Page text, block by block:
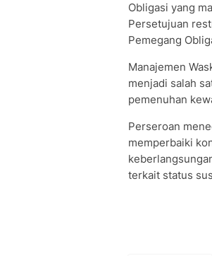
Obligasi yang
Persetujuan
Pemegang
Manajemen
menjadi salah
pemenuhan
Perseroan
memperbaiki
terkait status